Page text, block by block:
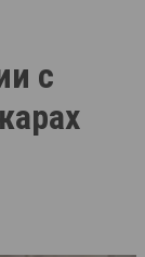
с